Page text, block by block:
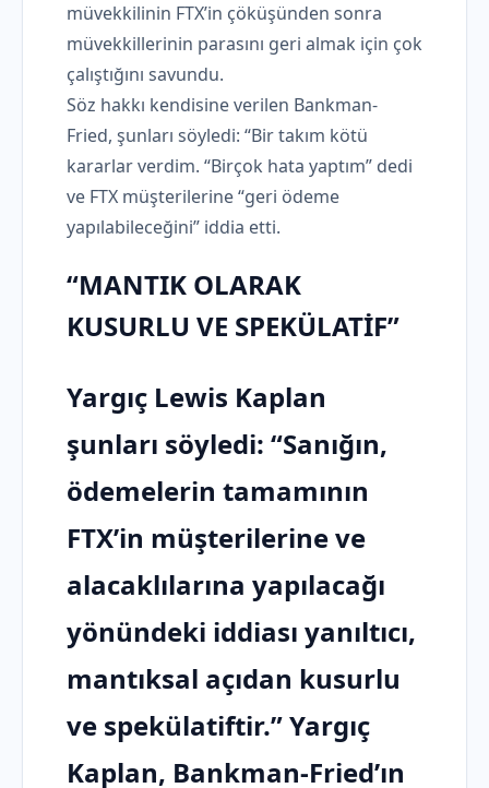
müvekkilinin FTX’in çöküşünden sonra
müvekkillerinin parasını geri almak için çok
çalıştığını savundu.
Söz hakkı kendisine verilen Bankman-
Fried, şunları söyledi: “Bir takım kötü
kararlar verdim. “Birçok hata yaptım” dedi
ve FTX müşterilerine “geri ödeme
yapılabileceğini” iddia etti.
“MANTIK OLARAK
KUSURLU VE SPEKÜLATİF”
Yargıç Lewis Kaplan
şunları söyledi: “Sanığın,
ödemelerin tamamının
FTX’in müşterilerine ve
alacaklılarına yapılacağı
yönündeki iddiası yanıltıcı,
mantıksal açıdan kusurlu
ve spekülatiftir.” Yargıç
Kaplan, Bankman-Fried’ın